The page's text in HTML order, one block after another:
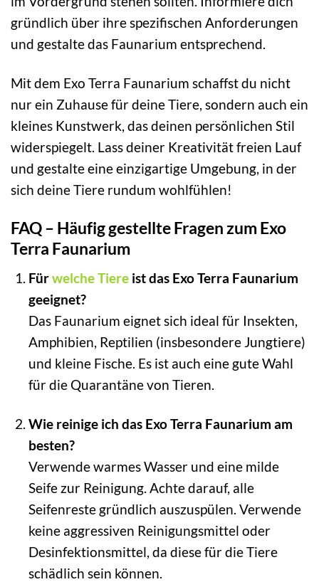
gründlich über ihre spezifischen Anforderungen
und gestalte das Faunarium entsprechend.
Mit dem Exo Terra Faunarium schaffst du nicht
nur ein Zuhause für deine Tiere, sondern auch ein
kleines Kunstwerk, das deinen persönlichen Stil
widerspiegelt. Lass deiner Kreativität freien Lauf
und gestalte eine einzigartige Umgebung, in der
sich deine Tiere rundum wohlfühlen!
FAQ – Häufig gestellte Fragen zum Exo
Terra Faunarium
Fürwelche Tiereist das Exo Terra Faunarium
geeignet?
Das Faunarium eignet sich ideal für Insekten,
Amphibien, Reptilien (insbesondere Jungtiere)
und kleine Fische. Es ist auch eine gute Wahl
für die Quarantäne von Tieren.
Wie reinige ich das Exo Terra Faunarium am
besten?
Verwende warmes Wasser und eine milde
Seife zur Reinigung. Achte darauf, alle
Seifenreste gründlich auszuspülen. Verwende
keine aggressiven Reinigungsmittel oder
Desinfektionsmittel, da diese für die Tiere
schädlich sein können.